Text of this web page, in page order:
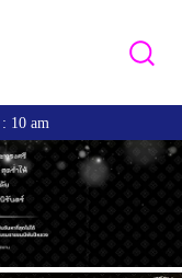
10 am